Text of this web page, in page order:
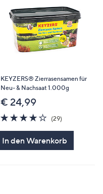
KEYZERS® Zierrasensamen für
Neu- & Nachsaat 1.000g
€ 24,99
3.8
von
(29)
In den Warenkorb